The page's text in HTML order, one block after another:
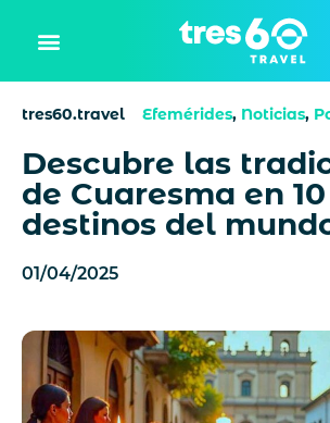
tres60.travel Efemérides, Noticias,
Descubre las
de Cuaresma en 10
destinos del
01/04/2025